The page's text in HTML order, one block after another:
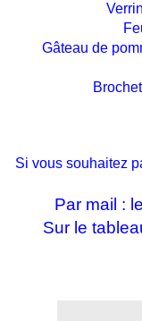
Gâteau de
Si vous souhaitez
Par mail :
Sur le